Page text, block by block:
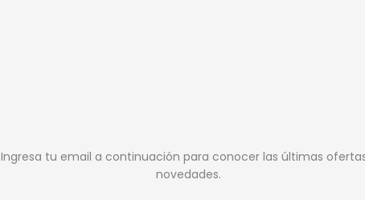
Ingresa tu email a continuación para conocer las últimas
novedades.